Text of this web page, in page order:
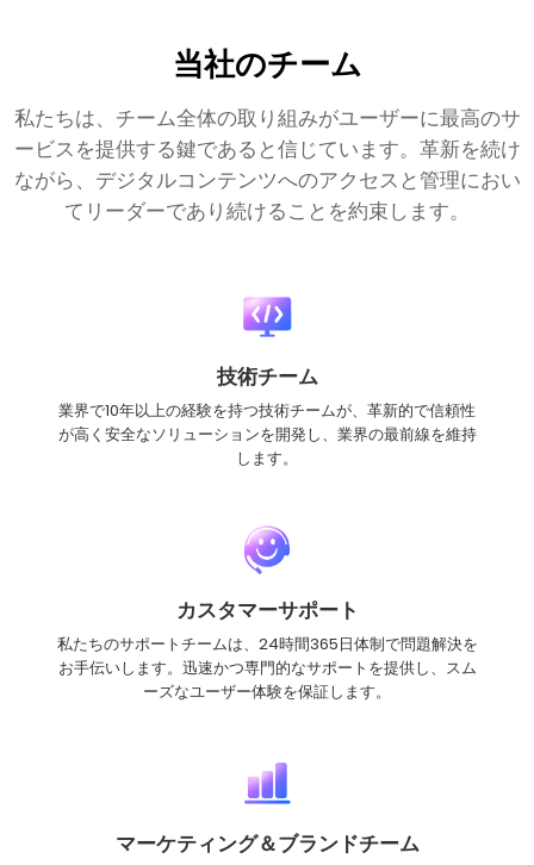
当社のチーム
私たちは、チーム全体の取り組みがユーザーに最高のサ
ービスを提供する鍵であると信じています。革新を続け
ながら、デジタルコンテンツへのアクセスと管理におい
てリーダーであり続けることを約束します。
技術チーム
業界で10年以上の経験を持つ技術チームが、革新的で信頼性
が高く安全なソリューションを開発し、業界の最前線を維持
します。
カスタマーサポート
私たちのサポートチームは、24時間365日体制で問題解決を
お手伝いします。迅速かつ専門的なサポートを提供し、スム
ーズなユーザー体験を保証します。
マーケティング＆ブランドチーム